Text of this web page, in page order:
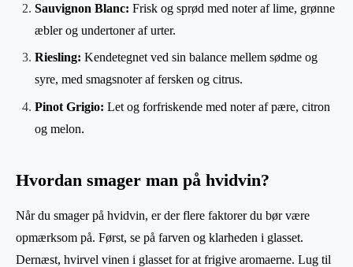
Sauvignon Blanc: Frisk og sprød med noter af lime, grønne
æbler og undertoner af urter.
Riesling: Kendetegnet ved sin balance mellem sødme og
syre, med smagsnoter af fersken og citrus.
Pinot Grigio: Let og forfriskende med noter af pære, citron
og melon.
Hvordan smager man på hvidvin?
Når du smager på hvidvin, er der flere faktorer du bør være
opmærksom på. Først, se på farven og klarheden i glasset.
Dernæst, hvirvel vinen i glasset for at frigive aromaerne. Lug til